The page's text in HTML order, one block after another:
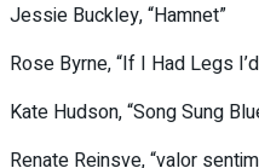
Jessie Buckley, “Hamnet”
Rose Byrne, “If I Had Legs
Kate Hudson, “Song Sung
Renate Reinsve, “valor